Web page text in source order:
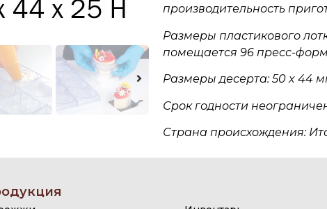
производительность
Размеры пластикового
помещается 96 пресс-
Размеры десерта: 50 x 44
Срок годности
Страна происхождения: